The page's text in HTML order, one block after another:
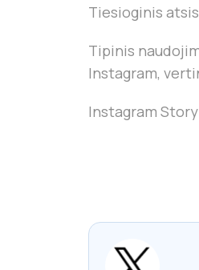
Tiesioginis
Tipinis
Instagram,
Instagram